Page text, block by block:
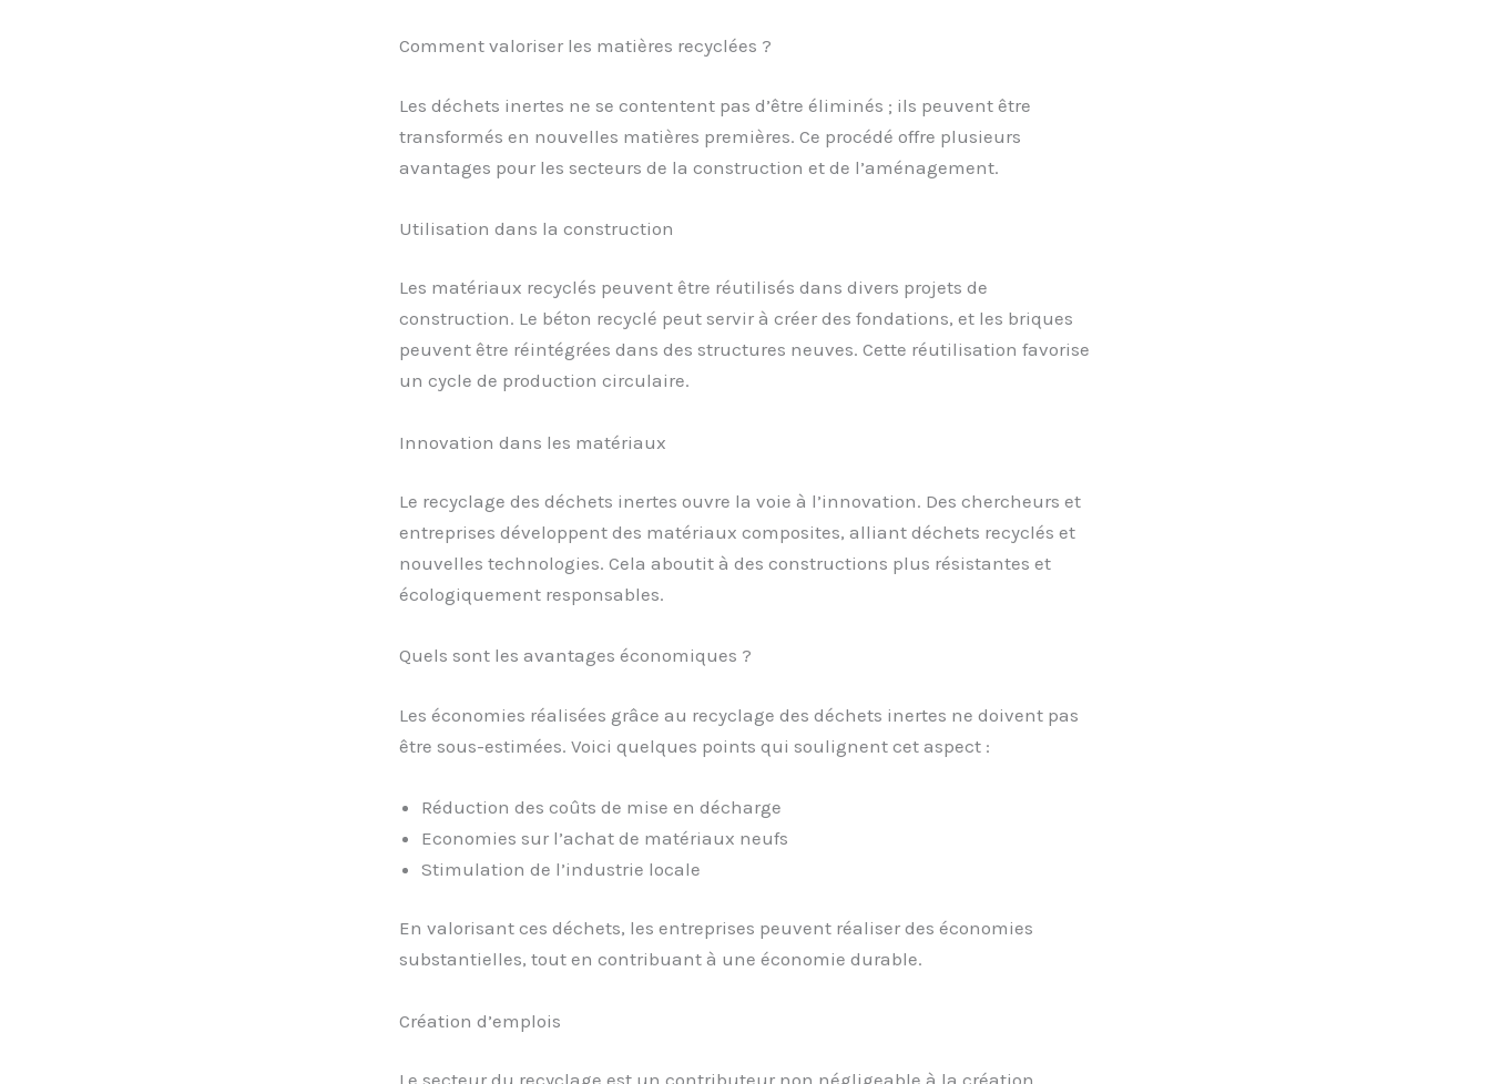
Comment valoriser les matières recyclées ?
Les déchets inertes ne se contentent pas d’être éliminés ; ils peuvent être
transformés en nouvelles matières premières. Ce procédé offre plusieurs
avantages pour les secteurs de la construction et de l’aménagement.
Utilisation dans la construction
Les matériaux recyclés peuvent être réutilisés dans divers projets de
construction. Le béton recyclé peut servir à créer des fondations, et les briques
peuvent être réintégrées dans des structures neuves. Cette réutilisation favorise
un cycle de production circulaire.
Innovation dans les matériaux
Le recyclage des déchets inertes ouvre la voie à l’innovation. Des chercheurs et
entreprises développent des matériaux composites, alliant déchets recyclés et
nouvelles technologies. Cela aboutit à des constructions plus résistantes et
écologiquement responsables.
Quels sont les avantages économiques ?
Les économies réalisées grâce au recyclage des déchets inertes ne doivent pas
être sous-estimées. Voici quelques points qui soulignent cet aspect :
Réduction des coûts de mise en décharge
Economies sur l’achat de matériaux neufs
Stimulation de l’industrie locale
En valorisant ces déchets, les entreprises peuvent réaliser des économies
substantielles, tout en contribuant à une économie durable.
Création d’emplois